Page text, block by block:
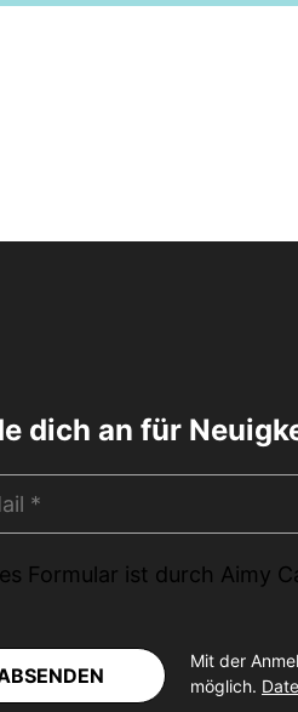
dich an für
Formular ist durch Aimy
Mit der
möglich.